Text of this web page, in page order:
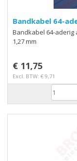
Bandkabel 64-
Bandkabel 64-aderig
1,27 mm
€ 11,75
Excl. BTW: € 9,71